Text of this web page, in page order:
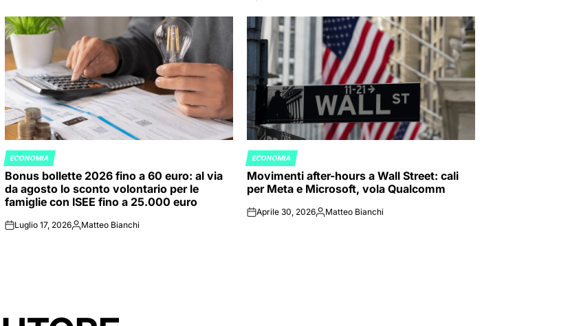
POSTED
IN
ECONOMIA
Bonus bollette 2026 fino a 60 euro: al via
da agosto lo sconto volontario per le
famiglie con ISEE fino a 25.000 euro
onLuglio 17, 2026Posted
Matteo Bianchi
POSTED
IN
ECONOMIA
Movimenti after-hours a Wall Street: cali
per Meta e Microsoft, vola Qualcomm
onAprile 30, 2026Posted
Matteo Bianchi